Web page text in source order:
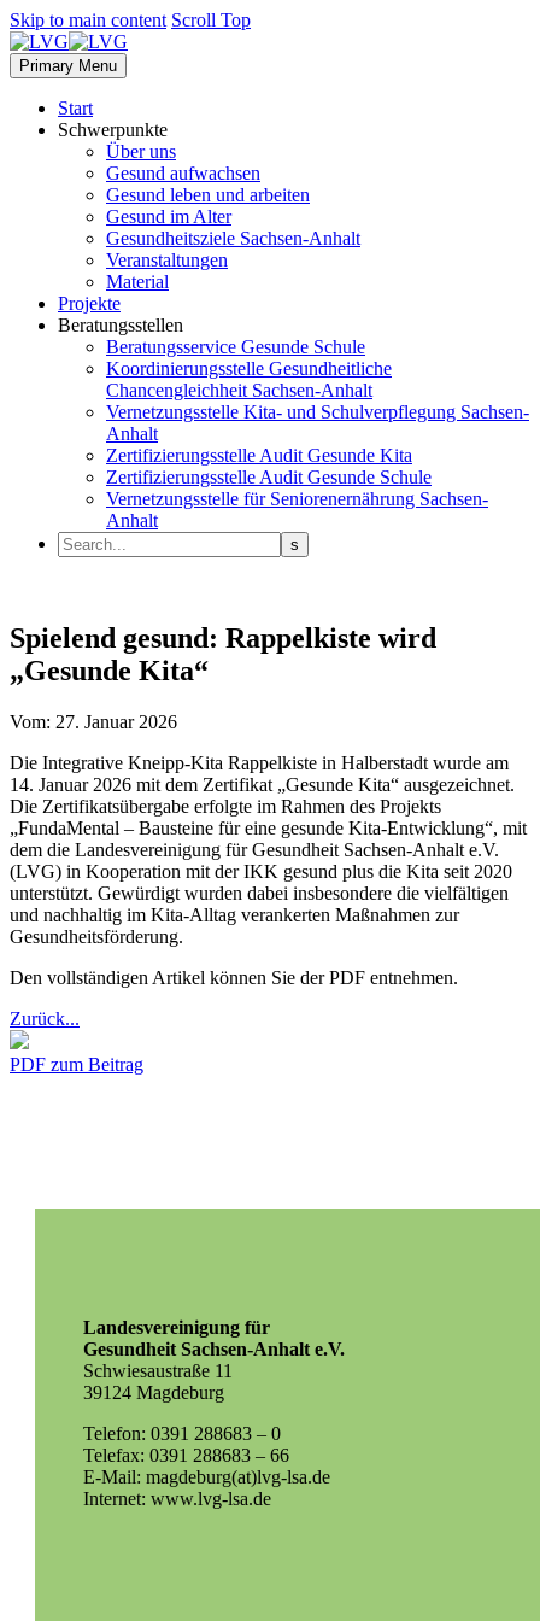
Skip to main content Scroll Top
Primary Menu
Start
Schwerpunkte
Über uns
Gesund aufwachsen
Gesund leben und arbeiten
Gesund im Alter
Gesundheitsziele Sachsen-Anhalt
Veranstaltungen
Material
Projekte
Beratungsstellen
Beratungsservice Gesunde Schule
Koordinierungsstelle Gesundheitliche
Chancengleichheit Sachsen-Anhalt
Vernetzungsstelle Kita- und Schulverpflegung Sachsen-
Anhalt
Zertifizierungsstelle Audit Gesunde Kita
Zertifizierungsstelle Audit Gesunde Schule
Vernetzungsstelle für Seniorenernährung Sachsen-
Anhalt
Spielend gesund: Rappelkiste wird
„Gesunde Kita“
Vom: 27. Januar 2026
Die Integrative Kneipp-Kita Rappelkiste in Halberstadt wurde am
14. Januar 2026 mit dem Zertifikat „Gesunde Kita“ ausgezeichnet.
Die Zertifikatsübergabe erfolgte im Rahmen des Projekts
„FundaMental – Bausteine für eine gesunde Kita-Entwicklung“, mit
dem die Landesvereinigung für Gesundheit Sachsen-Anhalt e.V.
(LVG) in Kooperation mit der IKK gesund plus die Kita seit 2020
unterstützt. Gewürdigt wurden dabei insbesondere die vielfältigen
und nachhaltig im Kita-Alltag verankerten Maßnahmen zur
Gesundheitsförderung.
Den vollständigen Artikel können Sie der PDF entnehmen.
Zurück...
PDF zum Beitrag
Landesvereinigung für
Gesundheit Sachsen-Anhalt e.V.
Schwiesaustraße 11
39124 Magdeburg
Telefon: 0391 288683 – 0
Telefax: 0391 288683 – 66
E-Mail: magdeburg(at)lvg-lsa.de
Internet: www.lvg-lsa.de